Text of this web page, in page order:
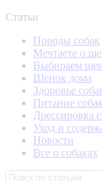
Статьи
Породы собак
Мечтаете о
Выбираем
Щенок дома
Здоровье
Питание собак
Дрессировка
Уход и
Новости
Все о собаках